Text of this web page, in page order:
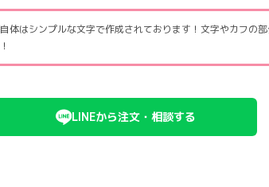
はシンプルな文字で作成されております！文字やカフの
LINEから注文・相談する